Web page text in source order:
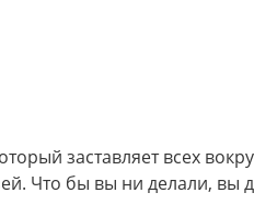
заставляет всех
Что бы вы ни делали, вы